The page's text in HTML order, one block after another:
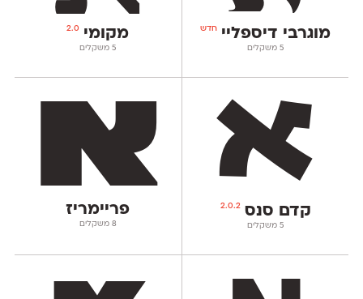
מוגרבי דיספליי חדש
‫5 משקלים
מקומי 2.0
‫5 משקלים
קדם סנס2.0.2
‫5 משקלים
פריימריז
‫8 משקלים